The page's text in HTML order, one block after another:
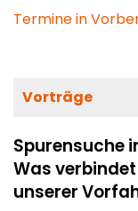
Termine in
Vorträge
Spurensuche
Was
unserer